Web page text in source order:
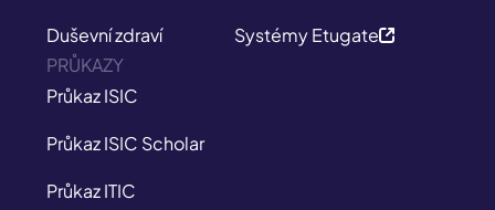
Duševní zdraví
Systémy Etugate
PRŮKAZY
Průkaz ISIC
Průkaz ISIC Scholar
Průkaz ITIC